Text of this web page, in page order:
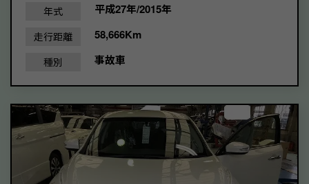
年式 平成27年/2015年
走行距離 58,666Km
種別 事故車